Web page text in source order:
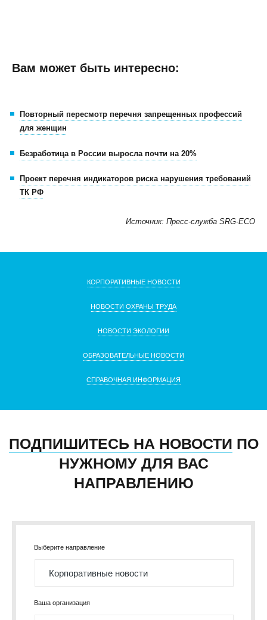
Вам может быть интересно:
Повторный пересмотр перечня запрещенных профессий
для женщин
Безработица в России выросла почти на 20%
Проект перечня индикаторов риска нарушения требований
ТК РФ
Источник: Пресс-служба SRG-ECO
КОРПОРАТИВНЫЕ НОВОСТИ
НОВОСТИ ОХРАНЫ ТРУДА
НОВОСТИ ЭКОЛОГИИ
ОБРАЗОВАТЕЛЬНЫЕ НОВОСТИ
СПРАВОЧНАЯ ИНФОРМАЦИЯ
ПОДПИШИТЕСЬ НА НОВОСТИ ПО
НУЖНОМУ ДЛЯ ВАС
НАПРАВЛЕНИЮ
Выберите направление
Ваша организация